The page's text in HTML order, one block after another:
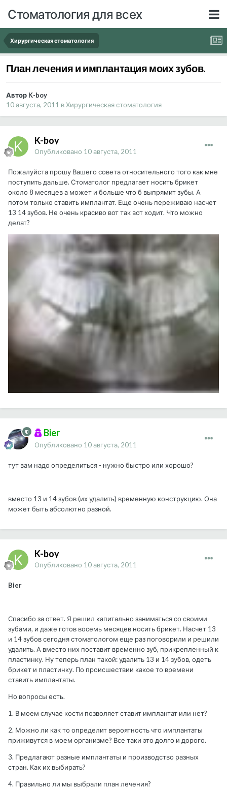
Стоматология для всех
Хирургическая стоматология
План лечения и имплантация моих зубов.
Автор K-boy
10 августа, 2011 вХирургическая стоматология
K-boy
Опубликовано 10 августа, 2011
Пожалуйста прошу Вашего совета относительного того как мне
поступить дальше. Стоматолог предлагает носить брикет
около 8 месяцев а может и больше что б выпрямит зубы. А
потом только ставить имплантат. Еще очень переживаю насчет
13 14 зубов. Не очень красиво вот так вот ходит. Что можно
делат?
Bier
Опубликовано 10 августа, 2011
тут вам надо определиться - нужно быстро или хорошо?
вместо 13 и 14 зубов (их удалить) временную конструкцию. Она
может быть абсолютно разной.
K-boy
Опубликовано 10 августа, 2011
Bier
Спасибо за ответ. Я решил капитально заниматься со своими
зубами, и даже готов восемь месяцев носить брикет. Насчет 13
и 14 зубов сегодня стоматологом еще раз поговорили и решили
удалить. А вместо них поставит временно зуб, прикрепленный к
пластинку. Ну теперь план такой: удалить 13 и 14 зубов, одеть
брикет и пластинку. По происшествии какое то времени
ставить имплантаты.
Но вопросы есть.
1. В моем случае кости позволяет ставит имплантат или нет?
2. Можно ли как то определит вероятность что имплантаты
приживутся в моем организме? Все таки это долго и дорого.
3. Предлагают разные имплантаты и производство разных
стран. Как их выбирать?
4. Правильно ли мы выбрали план лечения?